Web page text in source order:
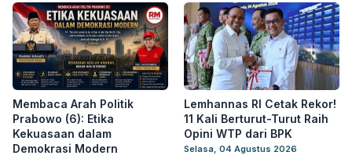
Membaca Arah Politik
Prabowo (6): Etika
Kekuasaan dalam
Demokrasi Modern
Lemhannas RI Cetak Rekor!
11 Kali Berturut-Turut Raih
Opini WTP dari BPK
Selasa, 04 Agustus 2026